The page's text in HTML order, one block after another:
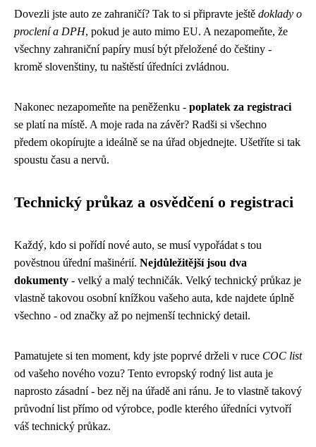
Dovezli jste auto ze zahraničí? Tak to si připravte ještě doklady o
proclení a DPH, pokud je auto mimo EU. A nezapomeňte, že
všechny zahraniční papíry musí být přeložené do češtiny -
kromě slovenštiny, tu naštěstí úředníci zvládnou.
Nakonec nezapomeňte na peněženku - poplatek za registraci
se platí na místě. A moje rada na závěr? Radši si všechno
předem okopírujte a ideálně se na úřad objednejte. Ušetříte si tak
spoustu času a nervů.
Technický průkaz a osvědčení o registraci
Každý, kdo si pořídí nové auto, se musí vypořádat s tou
pověstnou úřední mašinérií. Nejdůležitější jsou dva
dokumenty - velký a malý techničák. Velký technický průkaz je
vlastně takovou osobní knížkou vašeho auta, kde najdete úplně
všechno - od značky až po nejmenší technický detail.
Pamatujete si ten moment, kdy jste poprvé drželi v ruce COC list
od vašeho nového vozu? Tento evropský rodný list auta je
naprosto zásadní - bez něj na úřadě ani ránu. Je to vlastně takový
průvodní list přímo od výrobce, podle kterého úředníci vytvoří
váš technický průkaz.